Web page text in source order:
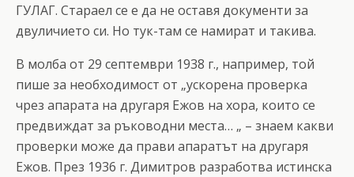
ГУЛАГ. Стараел се е да не оставя документи за
двуличието си. Но тук-там се намират и такива.
В молба от 29 септември 1938 г., например, той
пише за необходимост от „ускорена проверка
чрез апарата на другаря Ежов на хора, които се
предвиждат за ръководни места… „ – знаем какви
проверки може да прави апаратът на другаря
Ежов. През 1936 г. Димитров разработва истинска